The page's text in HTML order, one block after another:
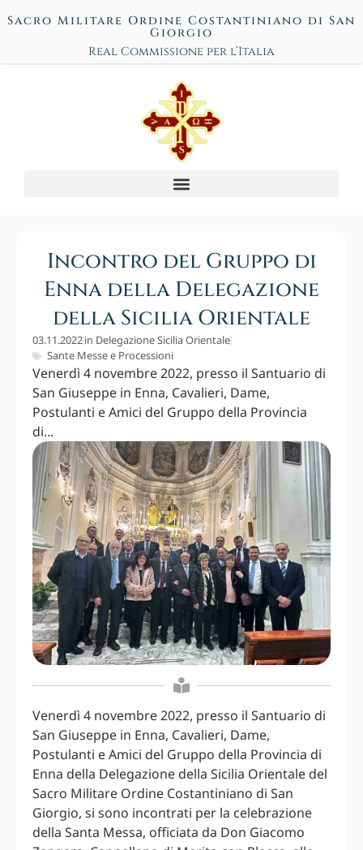
Sacro Militare Ordine Costantiniano di San
Giorgio
Real Commissione per l’Italia
Incontro del Gruppo di
Enna della Delegazione
della Sicilia Orientale
03.11.2022in Delegazione Sicilia Orientale
Sante Messe e Processioni
Venerdì 4 novembre 2022, presso il Santuario di
San Giuseppe in Enna, Cavalieri, Dame,
Postulanti e Amici del Gruppo della Provincia
di...
Venerdì 4 novembre 2022, presso il Santuario di
San Giuseppe in Enna, Cavalieri, Dame,
Postulanti e Amici del Gruppo della Provincia di
Enna della Delegazione della Sicilia Orientale del
Sacro Militare Ordine Costantiniano di San
Giorgio, si sono incontrati per la celebrazione
della Santa Messa, officiata da Don Giacomo